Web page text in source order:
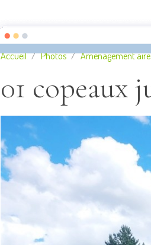
Camping municipal LES
Accueil Photos Aménagement
01 copeaux